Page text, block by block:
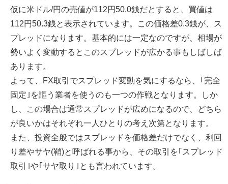
仮に米ドル/円の売値が112円50.0銭だとすると、買値は
112円50.3銭と表示されています。この価格差0.3銭が、ス
プレッドになります。基本的には一定なのですが、相場が
勢いよく変動するとこのスプレッドが広かる事もしばしば
あります。
よって、FX取引でスプレッド変動を気にするなら、｢完全
固定｣を謳う業者を使うのも一つの作戦となります。しか
し、この場合は通常スプレッドが広めになるので、どちら
が良いかはそれぞれ一人ひとりの考え次第となります。
また、投資全般ではスプレッドを価格差だけでなく、利回
り差やサヤ(鞘)と呼ばれる事から、その取引を｢スプレッド
取引｣や｢サヤ取り｣とも言われています。